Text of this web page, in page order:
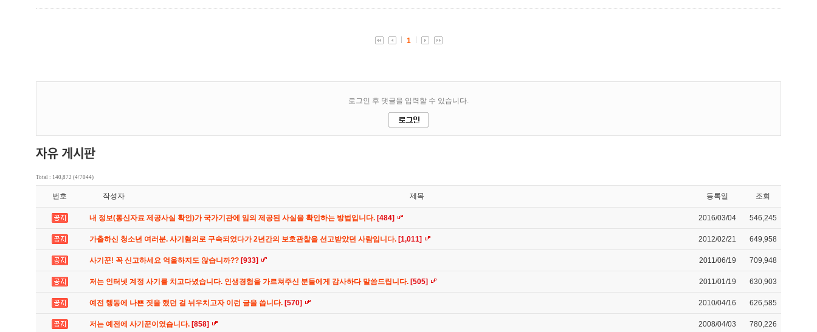
Total : 140,872 (4/7044)
번호 작성자 제목 등록일 조회
내 정보(통신자료 제공사실 확인)가 국가기관에 임의 제공된 사실을 확인하는 방법입니다. [484] 2016/03/04 546,245
가출하신 청소년 여러분. 사기혐의로 구속되었다가 2년간의 보호관찰을 선고받았던 사람입니다. [1,011] 2012/02/21 649,958
사기꾼! 꼭 신고하세요 억울하지도 않습니까?? [933] 2011/06/19 709,948
저는 인터넷 계정 사기를 치고다녔습니다. 인생경험을 가르쳐주신 분들에게 감사하다 말씀드립니다. [505] 2011/01/19 630,903
예전 행동에 나쁜 짓을 했던 걸 뉘우치고자 이런 글을 씁니다. [570] 2010/04/16 626,585
저는 예전에 사기꾼이였습니다. [858] 2008/04/03 780,226